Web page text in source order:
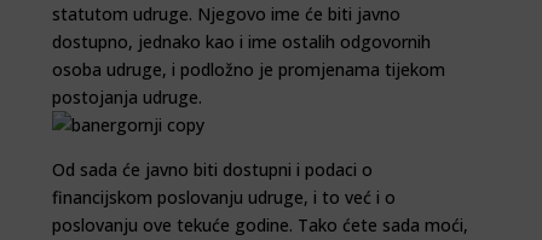
statutom udruge. Njegovo ime će biti javno
dostupno, jednako kao i ime ostalih odgovornih
osoba udruge, i podložno je promjenama tijekom
postojanja udruge.
Od sada će javno biti dostupni i podaci o
financijskom poslovanju udruge, i to već i o
poslovanju ove tekuće godine. Tako ćete sada moći,